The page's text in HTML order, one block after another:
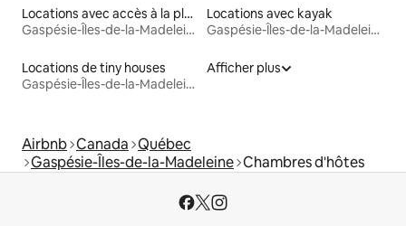
Locations avec accès à la plage
Gaspésie-Îles-de-la-Madeleine
Locations avec kayak
Gaspésie-Îles-de-la-Madeleine
Locations de tiny houses
Gaspésie-Îles-de-la-Madeleine
Afficher plus
Airbnb Canada Québec
Gaspésie-Îles-de-la-Madeleine Chambres d'hôtes